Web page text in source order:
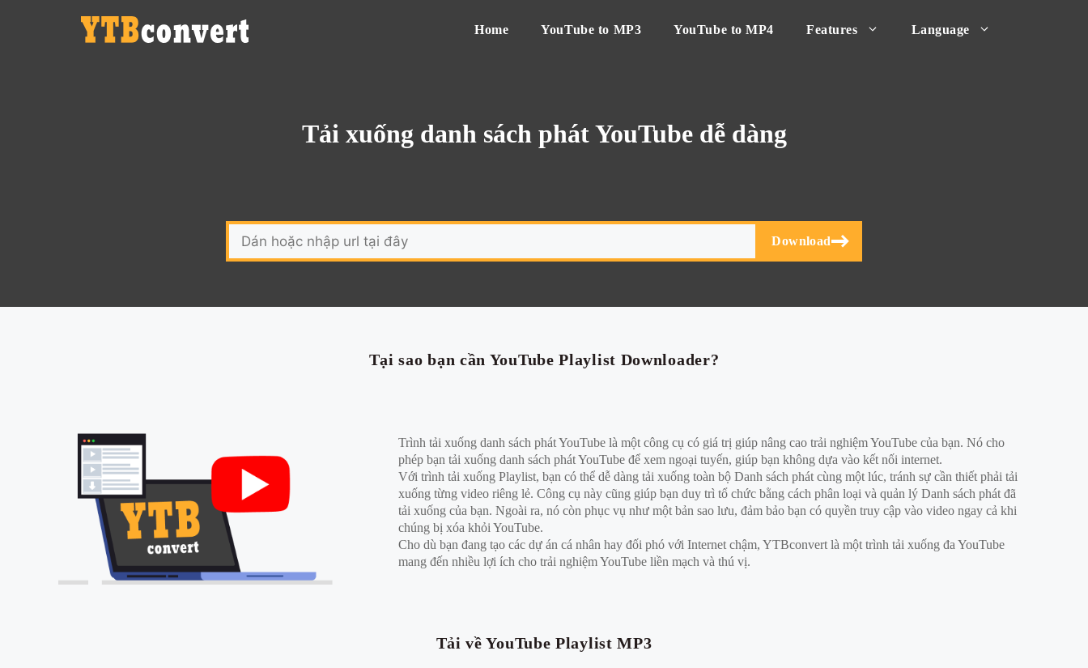
Home YouTube to MP3 YouTube to MP4 Features Language
Tải xuống danh sách phát YouTube dễ dàng
Download
Tại sao bạn cần YouTube Playlist Downloader?
Trình tải xuống danh sách phát YouTube là một công cụ có giá trị giúp nâng cao trải nghiệm YouTube của bạn. Nó cho
phép bạn tải xuống danh sách phát YouTube để xem ngoại tuyến, giúp bạn không dựa vào kết nối internet.
Với trình tải xuống Playlist, bạn có thể dễ dàng tải xuống toàn bộ Danh sách phát cùng một lúc, tránh sự cần thiết phải tải
xuống từng video riêng lẻ. Công cụ này cũng giúp bạn duy trì tổ chức bằng cách phân loại và quản lý Danh sách phát đã
tải xuống của bạn. Ngoài ra, nó còn phục vụ như một bản sao lưu, đảm bảo bạn có quyền truy cập vào video ngay cả khi
chúng bị xóa khỏi YouTube.
Cho dù bạn đang tạo các dự án cá nhân hay đối phó với Internet chậm, YTBconvert là một trình tải xuống đa YouTube
mang đến nhiều lợi ích cho trải nghiệm YouTube liền mạch và thú vị.
Tải về YouTube Playlist MP3